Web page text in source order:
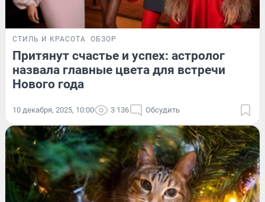
СТИЛЬ И КРАСОТА ОБЗОР
Притянут счастье и успех: астролог
назвала главные цвета для встречи
Нового года
10 декабря, 2025, 10:00 3 136 Обсудить